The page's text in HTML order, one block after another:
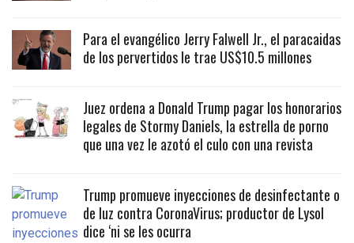
Para el evangélico Jerry Falwell Jr., el paracaidas
de los pervertidos le trae US$10.5 millones
Juez ordena a Donald Trump pagar los honorarios
legales de Stormy Daniels, la estrella de porno
que una vez le azotó el culo con una revista
Trump promueve inyecciones de desinfectante o
de luz contra CoronaVirus; productor de Lysol
dice ‘ni se les ocurra